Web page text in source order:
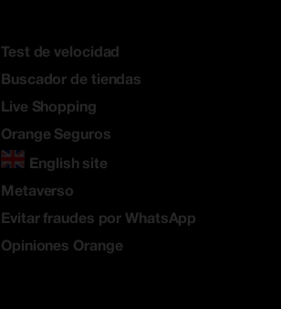
Test de velocidad
Buscador de tiendas
Live Shopping
Orange Seguros
English site
Metaverso
Evitar fraudes por WhatsApp
Opiniones Orange